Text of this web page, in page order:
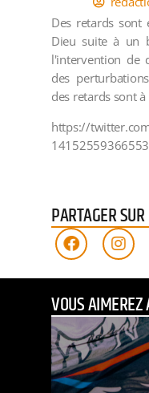
Des retards sont
Dieu suite à un
l'intervention de
des
des retards sont
https://
PARTAGER SUR
VOUS AIMEREZ